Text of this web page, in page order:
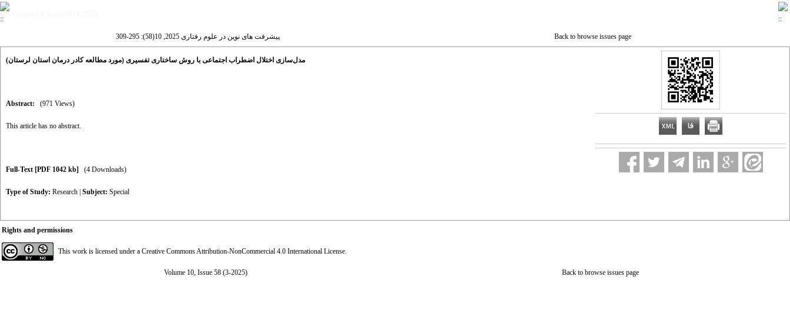
پیشرفت های نوین در علوم رفتاری 2025, 10(58): 295-309 Back to browse issues page
مدل‌سازی اختلال اضطراب اجتماعی با روش ساختاری تفسیری (مورد مطالعه کادر درمان استان لرستان)
Abstract: (971 Views)
This article has no abstract.
Full-Text [PDF 1042 kb] (4 Downloads)
Type of Study: Research Subject: Special
Rights and permissions
This work is licensed under a Creative Commons Attribution-NonCommercial 4.0 International License.
Volume 10, Issue 58 (3-2025) Back to browse issues page